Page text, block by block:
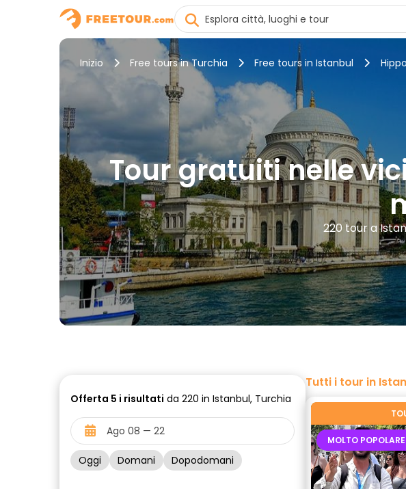
Inizio Free tours in Turchia Free tours in Istanbul
Tour gratuiti nelle
220 tour a
Offerta 5 i risultati da 220 in Istanbul, Turchia
Oggi Domani Dopodomani
Tutti i tour in
MOLTO POPOLARE